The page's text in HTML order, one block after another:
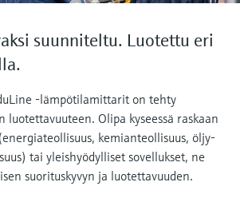
suunniteltu. Luotettu eri
-lämpötilamittarit on tehty
luotettavuuteen. Olipa kyseessä raskaan
kemianteollisuus, öljy-
tai yleishyödylliset sovellukset, ne
suorituskyvyn ja luotettavuuden.